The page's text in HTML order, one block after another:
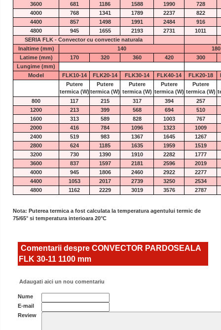
3600 681 1186 1588 1990
728
4000
768 1341 1789 2237
822
4400
857 1498 1991 2484
916
4800
945 1655 2193 2731
1011
SERIA FLK - Convector cu convectie naturala
Inaltime (mm)
140
180
Latime (mm)
170 320 360 420
300
Lungime (mm)
Model
FLK10-14 FLK20-14 FLK30-14 FLK40-14 FLK20-18
Putere
termica (W)
Putere
termica (W)
Putere
termica (W)
Putere
termica (W)
Putere
termica (W)
800
117 215 317 394
257
1200
213 399 568 694
510
1600
313 589 828 1003
767
2000
416 784 1096 1323
1009
2400
519 983 1367 1645
1267
2800
624 1185 1635 1959
1519
3200
730 1390 1910 2282
1777
3600
837 1597 2181 2596
2019
4000
945 1806 2460 2922
2277
4400
1053 2017 2739 3250
2534
4800
1162 2229 3019 3576 2787
Nota: Puterea termica a fost calculata la temperatura agentului termic de
75/65° si temperatura interioara 20°C
Comentarii despre CONVECTOR PARDOSEALA
FLK 30-11 1100 mm
Adaugati aici un nou comentariu
Nume
E-mail
Review